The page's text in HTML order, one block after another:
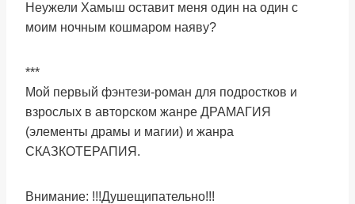
Неужели Хамыш оставит меня один на один с
моим ночным кошмаром наяву?
***
Мой первый фэнтези-роман для подростков и
взрослых в авторском жанре ДРАМАГИЯ
(элементы драмы и магии) и жанра
СКАЗКОТЕРАПИЯ.
Внимание: !!!Душещипательно!!!